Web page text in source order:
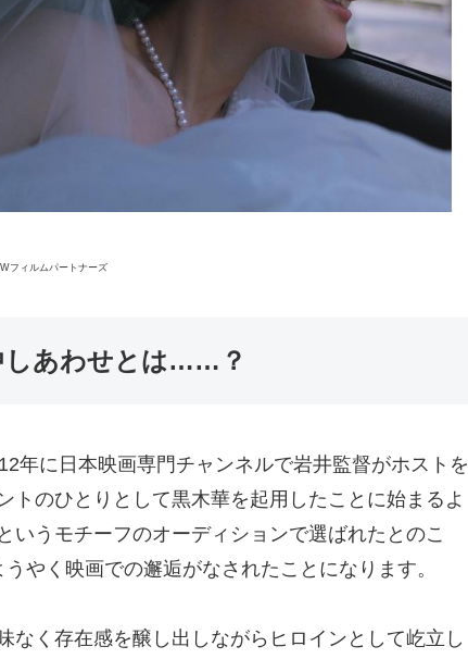
フィルムパートナーズ
しあわせとは……？
年に日本映画専門チャンネルで岩井監督がホストを
のひとりとして黒木華を起用したことに始まるよ
いうモチーフのオーディションで選ばれたとのこ
やく映画での邂逅がなされたことになります。
なく存在感を醸し出しながらヒロインとして屹立し